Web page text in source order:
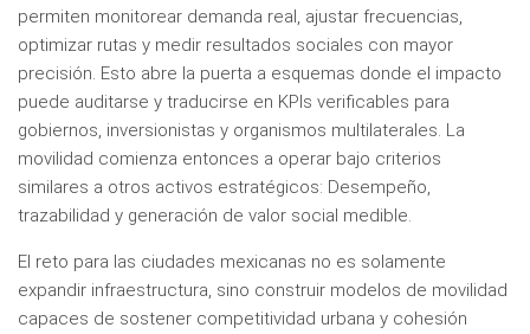
permiten monitorear demanda real, ajustar frecuencias,
optimizar rutas y medir resultados sociales con mayor
precisión. Esto abre la puerta a esquemas donde el impacto
puede auditarse y traducirse en KPIs verificables para
gobiernos, inversionistas y organismos multilaterales. La
movilidad comienza entonces a operar bajo criterios
similares a otros activos estratégicos: Desempeño,
trazabilidad y generación de valor social medible.
El reto para las ciudades mexicanas no es solamente
expandir infraestructura, sino construir modelos de movilidad
capaces de sostener competitividad urbana y cohesión